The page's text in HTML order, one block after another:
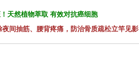
天然植物萃取 有效对抗癌细胞
间抽筋、腰背疼痛，防治骨质疏松立竿见影